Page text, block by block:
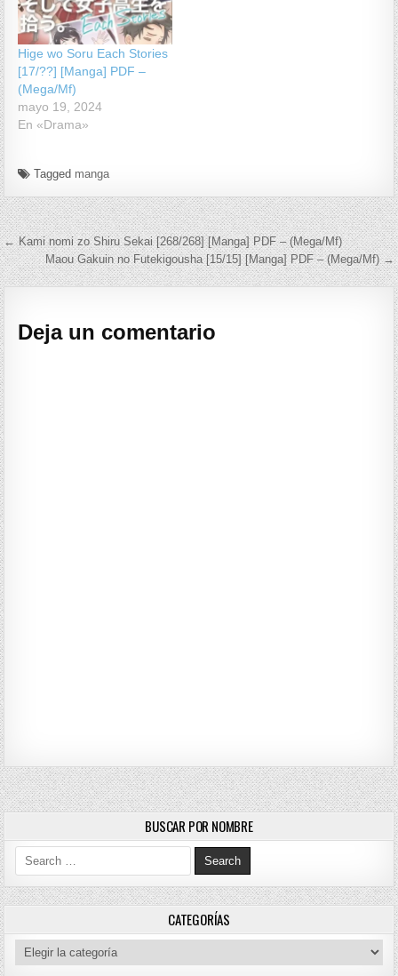
Hige wo Soru Each Stories
[17/??] [Manga] PDF –
(Mega/Mf)
mayo 19, 2024
En «Drama»
Tagged manga
Navegación de entradas
← Kami nomi zo Shiru Sekai [268/268] [Manga] PDF – (Mega/Mf)
Maou Gakuin no Futekigousha [15/15] [Manga] PDF – (Mega/Mf) →
Deja un comentario
BUSCAR POR NOMBRE
Search for:
CATEGORÍAS
Categorías